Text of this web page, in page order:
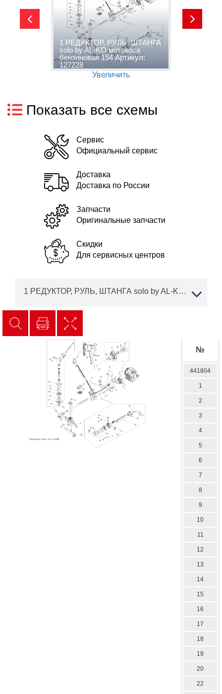
1 РЕДУКТОР, РУЛЬ, ШТАНГА
solo by AL-KO мотокоса
бензиновая 154 Артикул:
127228
Увеличить
Показать все схемы
Сервис
Официальный сервис
Доставка
Доставка по России
Запчасти
Оригинальные запчасти
Скидки
Для сервисных центров
1 РЕДУКТОР, РУЛЬ, ШТАНГА solo by AL-KO мотокоса бензиновая 154 Артикул: 127228
№
441804
1
2
3
4
5
6
7
8
9
10
11
12
13
14
15
16
17
18
19
20
22